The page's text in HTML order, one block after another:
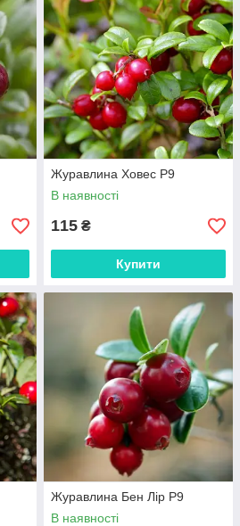
Журавлина Ховес Р9
В наявності
115 ₴
Купити
Журавлина Бен Лір Р9
В наявності